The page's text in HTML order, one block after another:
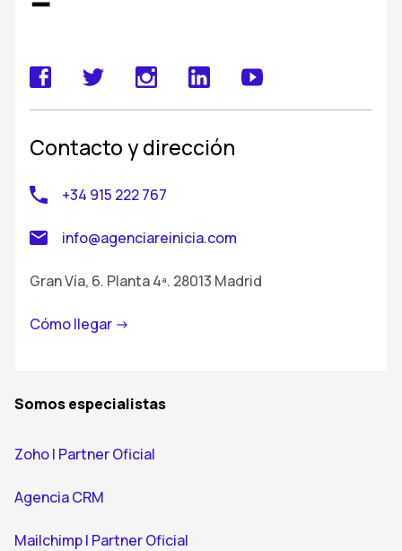
Contacto y dirección
+34 915 222 767
info@agenciareinicia.com
Gran Vía, 6. Planta 4ª. 28013 Madrid
Cómo llegar ->
Somos especialistas
Zoho | Partner Oficial
Agencia CRM
Mailchimp | Partner Oficial